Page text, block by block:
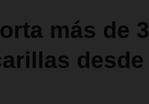
más de 3
desde